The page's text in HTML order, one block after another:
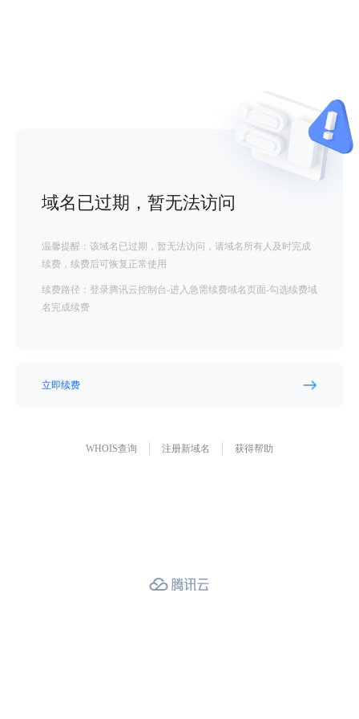
域名已过期，暂无法访问
温馨提醒：该域名已过期，暂无法访问，请域名所有人及时完成
续费，续费后可恢复正常使用
续费路径：登录腾讯云控制台-进入急需续费域名页面-勾选续费域
名完成续费
立即续费
WHOIS查询 注册新域名 获得帮助